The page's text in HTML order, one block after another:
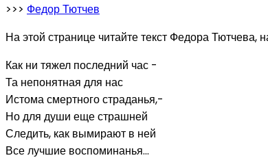
>>> Федор Тютчев
На этой странице читайте текст Федора Тютчева,
Как ни тяжел последний час -
Та непонятная для нас
Истома смертного страданья,-
Но для души еще страшней
Следить, как вымирают в ней
Все лучшие воспоминанья...